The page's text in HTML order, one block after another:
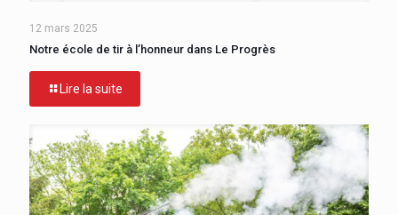
12 mars 2025
Notre école de tir à l’honneur dans Le Progrès
Lire la suite